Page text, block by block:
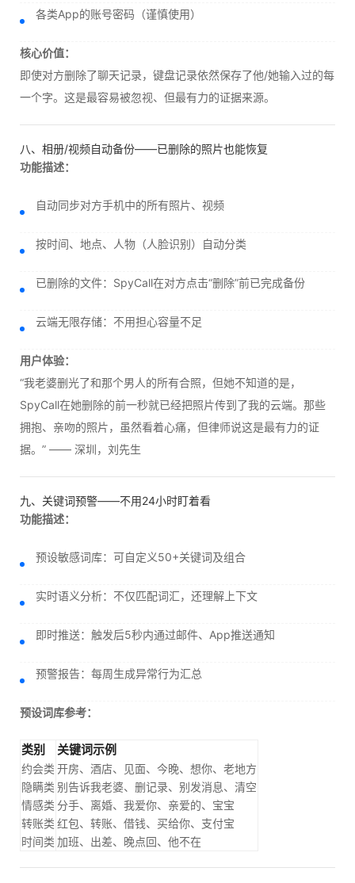
各类App的账号密码（谨慎使用）
核心价值：
即使对方删除了聊天记录，键盘记录依然保存了他/她输入过的每
一个字。这是最容易被忽视、但最有力的证据来源。
八、相册/视频自动备份——已删除的照片也能恢复
功能描述：
自动同步对方手机中的所有照片、视频
按时间、地点、人物（人脸识别）自动分类
已删除的文件：SpyCall在对方点击“删除”前已完成备份
云端无限存储：不用担心容量不足
用户体验：
“我老婆删光了和那个男人的所有合照，但她不知道的是，
SpyCall在她删除的前一秒就已经把照片传到了我的云端。那些
拥抱、亲吻的照片，虽然看着心痛，但律师说这是最有力的证
据。” —— 深圳，刘先生
九、关键词预警——不用24小时盯着看
功能描述：
预设敏感词库：可自定义50+关键词及组合
实时语义分析：不仅匹配词汇，还理解上下文
即时推送：触发后5秒内通过邮件、App推送通知
预警报告：每周生成异常行为汇总
预设词库参考：
类别 关键词示例
约会类 开房、酒店、见面、今晚、想你、老地方
隐瞒类 别告诉我老婆、删记录、别发消息、清空
情感类 分手、离婚、我爱你、亲爱的、宝宝
转账类 红包、转账、借钱、买给你、支付宝
时间类 加班、出差、晚点回、他不在